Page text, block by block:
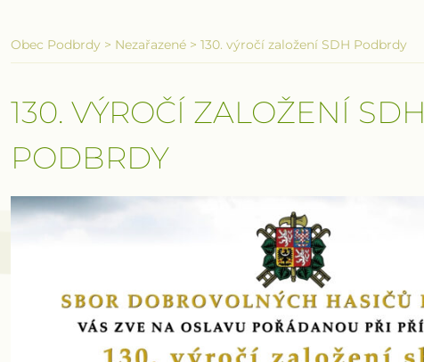
Obec Podbrdy > Nezařazené > 130. výročí založení SDH Podbrdy
130. VÝROČÍ ZALOŽENÍ SDH
PODBRDY